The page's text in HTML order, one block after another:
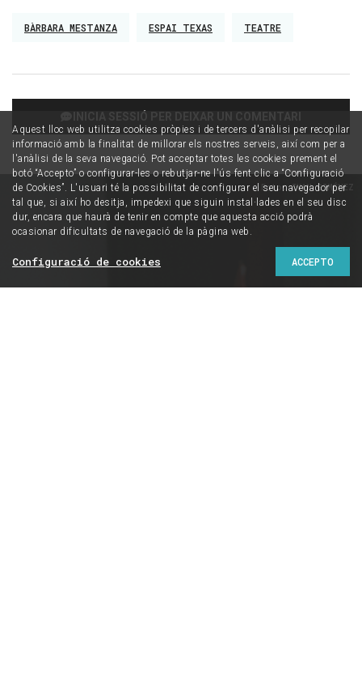
BÀRBARA MESTANZA ESPAI TEXAS TEATRE
Foto: IVAN GIMÉNEZ
Aquest lloc web utilitza cookies pròpies i de tercers d'anàlisi per recopilar
informació amb la finalitat de millorar els nostres serveis, així com per a
l'anàlisi de la seva navegació. Pot acceptar totes les cookies prement el
botó “Accepto” o configurar-les o rebutjar-ne l'ús fent clic a “Configuració
de Cookies”. L'usuari té la possibilitat de configurar el seu navegador per
tal que, si així ho desitja, impedexi que siguin instal·lades en el seu disc
dur, encara que haurà de tenir en compte que aquesta acció podrà
ocasionar dificultats de navegació de la pàgina web.
ACCEPTO
Configuració de cookies